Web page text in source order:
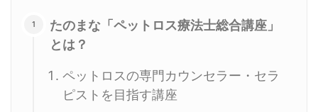
たのまな「ペットロス療法士総合講座」
とは？
ペットロスの専門カウンセラー・セラ
ピストを目指す講座